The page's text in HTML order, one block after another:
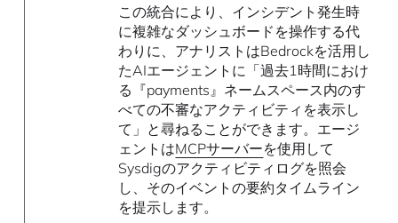
この統合により、インシデント発生時
に複雑なダッシュボードを操作する代
わりに、アナリストはBedrockを活用し
たAIエージェントに「過去1時間におけ
る『payments』ネームスペース内のす
べての不審なアクティビティを表示し
て」と尋ねることができます。エージ
ェントはMCPサーバーを使用して
Sysdigのアクティビティログを照会
し、そのイベントの要約タイムライン
を提示します。